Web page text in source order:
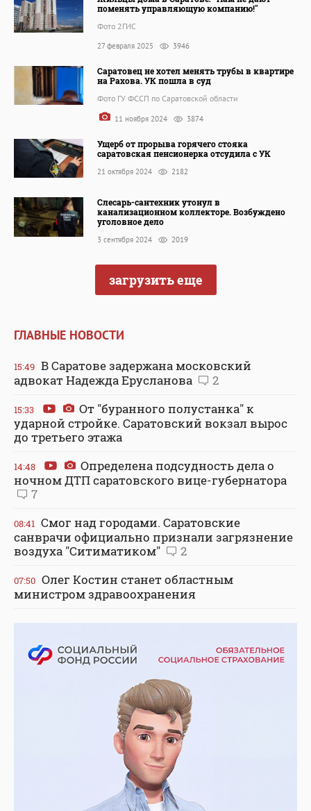
поменять управляющую компанию!"
Фото 2ГИС
27 февраля 2025 3946
Саратовец не хотел менять трубы в квартире
на Рахова. УК пошла в суд
Фото ГУ ФССП по Саратовской области
11 ноября 2024 3874
Ущерб от прорыва горячего стояка
саратовская пенсионерка отсудила с УК
21 октября 2024 2182
Слесарь-сантехник утонул в
канализационном коллекторе. Возбуждено
уголовное дело
3 сентября 2024 2019
загрузить еще
ГЛАВНЫЕ НОВОСТИ
15:49 В Саратове задержана московский
адвокат Надежда Ерусланова
2
15:33
От "буранного полустанка" к
ударной стройке. Саратовский вокзал вырос
до третьего этажа
14:48
Определена подсудность дела о
ночном ДТП саратовского вице-губернатора
7
08:41 Смог над городами. Саратовские
санврачи официально признали загрязнение
воздуха "Ситиматиком"
2
07:50 Олег Костин станет областным
министром здравоохранения